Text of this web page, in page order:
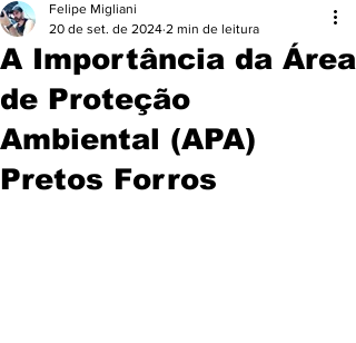
A Importância da Área
de Proteção
Ambiental (APA)
Pretos Forros
Felipe Migliani
20 de set. de 2024 2 min de leitura